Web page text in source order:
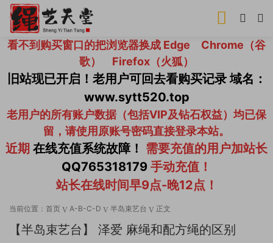
看不到购买窗口的把浏览器换成 Edge Chrome（谷
歌） Firefox（火狐）
旧站现已开启！老用户可回去看购买记录 域名：
www.sytt520.top
老用户的所有账户数据（包括VIP及钻石权益）均已保
留，请使用原账号密码直接登录本站。
近期 在线充值系统故障！ 需要充值的用户加站长
QQ765318179 手动充值！
站长在线时间早9点-晚12点！
当前位置： 首页 A-B-C-D 半岛束艺台 正文
【半岛束艺台】 泽爱 麻绳和配方绳的区别